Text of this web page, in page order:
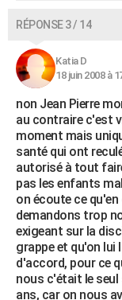
RÉPONSE 3 / 14
Katia D
18 juin 2008 à
non Jean Pierre
au contraire c'est
moment mais
santé qui ont
autorisé à tout
pas les enfants
on écoute ce
demandons trop
exigeant sur la
grappe et qu'on lui
d'accord, pour ce
nous c'était le
ans, car on nous